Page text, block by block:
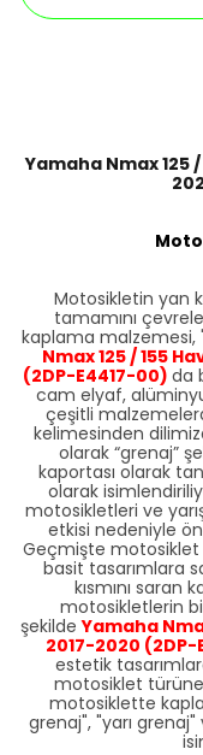
Yamaha Nmax 125
Motosikletin yan
tamamını
kaplama malzemesi,
Nmax 125 / 155
(2DP-E4417-00) da
cam elyaf,
çeşitli
kelimesinden
olarak “grenaj”
kaportası olarak
olarak
motosikletleri ve
etkisi nedeniyle
Geçmişte motosiklet
basit tasarımlara
kısmını saran
motosikletlerin
şekildeYamaha
2017-2020 (2DP-
estetik
motosiklet
motosiklette
grenaj", "yarı